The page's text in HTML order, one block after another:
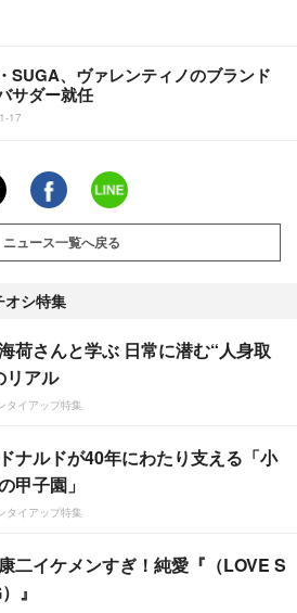
SUGA、ヴァレンティノのブランド
サダー就任
17
ニュース一覧へ戻る
オシ特集
荷さんと学ぶ 日常に潜む“人身取
リアル
タイアップ特集
ナルドが40年にわたり支える「小
甲子園」
タイアップ特集
二イケメンすぎ！純愛『（LOVE S
』